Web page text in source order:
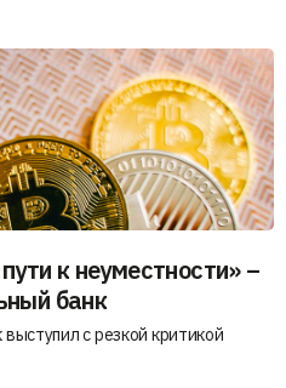
к неуместности» –
банк
с резкой критикой